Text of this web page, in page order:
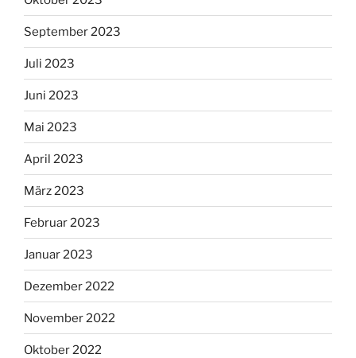
September 2023
Juli 2023
Juni 2023
Mai 2023
April 2023
März 2023
Februar 2023
Januar 2023
Dezember 2022
November 2022
Oktober 2022